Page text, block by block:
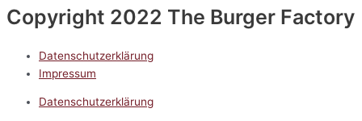
Copyright 2022 The Burger Factory
Datenschutzerklärung
Impressum
Datenschutzerklärung